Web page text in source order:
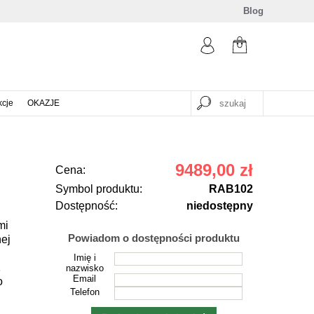
Blog
OKAZJE
Cena: 9489,00 zł
Symbol produktu:
RAB102
Dostępność:
niedostępny
Powiadom o dostępności produktu
Imię i
nazwisko
Email
Telefon